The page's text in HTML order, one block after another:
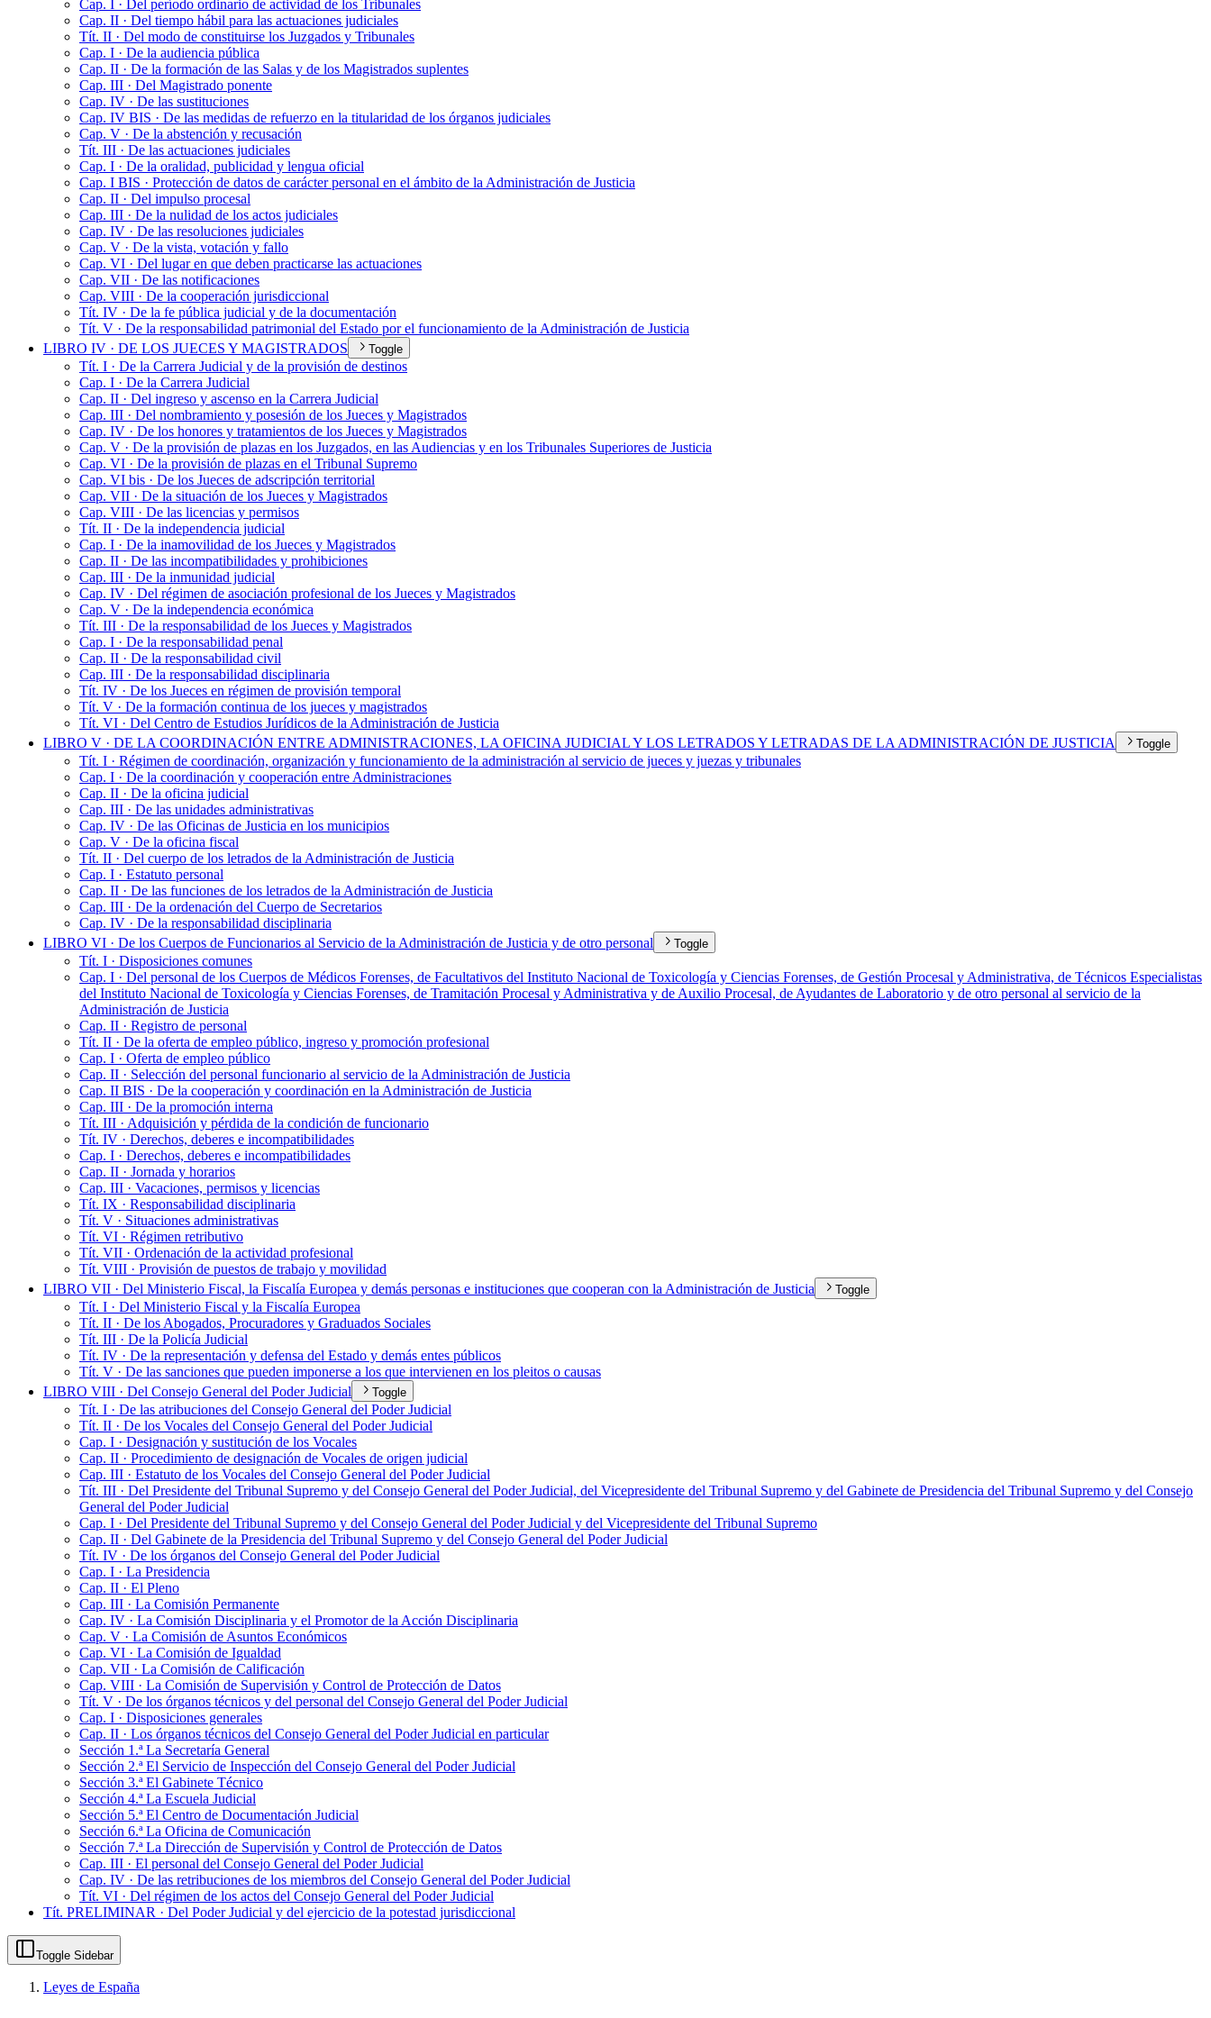
Cap. I · Del período ordinario de actividad de los Tribunales
Cap. II · Del tiempo hábil para las actuaciones judiciales
Tít. II · Del modo de constituirse los Juzgados y Tribunales
Cap. I · De la audiencia pública
Cap. II · De la formación de las Salas y de los Magistrados suplentes
Cap. III · Del Magistrado ponente
Cap. IV · De las sustituciones
Cap. IV BIS · De las medidas de refuerzo en la titularidad de los órganos judiciales
Cap. V · De la abstención y recusación
Tít. III · De las actuaciones judiciales
Cap. I · De la oralidad, publicidad y lengua oficial
Cap. I BIS · Protección de datos de carácter personal en el ámbito de la Administración de Justicia
Cap. II · Del impulso procesal
Cap. III · De la nulidad de los actos judiciales
Cap. IV · De las resoluciones judiciales
Cap. V · De la vista, votación y fallo
Cap. VI · Del lugar en que deben practicarse las actuaciones
Cap. VII · De las notificaciones
Cap. VIII · De la cooperación jurisdiccional
Tít. IV · De la fe pública judicial y de la documentación
Tít. V · De la responsabilidad patrimonial del Estado por el funcionamiento de la Administración de Justicia
LIBRO IV · DE LOS JUECES Y MAGISTRADOS
Toggle
Tít. I · De la Carrera Judicial y de la provisión de destinos
Cap. I · De la Carrera Judicial
Cap. II · Del ingreso y ascenso en la Carrera Judicial
Cap. III · Del nombramiento y posesión de los Jueces y Magistrados
Cap. IV · De los honores y tratamientos de los Jueces y Magistrados
Cap. V · De la provisión de plazas en los Juzgados, en las Audiencias y en los Tribunales Superiores de Justicia
Cap. VI · De la provisión de plazas en el Tribunal Supremo
Cap. VI bis · De los Jueces de adscripción territorial
Cap. VII · De la situación de los Jueces y Magistrados
Cap. VIII · De las licencias y permisos
Tít. II · De la independencia judicial
Cap. I · De la inamovilidad de los Jueces y Magistrados
Cap. II · De las incompatibilidades y prohibiciones
Cap. III · De la inmunidad judicial
Cap. IV · Del régimen de asociación profesional de los Jueces y Magistrados
Cap. V · De la independencia económica
Tít. III · De la responsabilidad de los Jueces y Magistrados
Cap. I · De la responsabilidad penal
Cap. II · De la responsabilidad civil
Cap. III · De la responsabilidad disciplinaria
Tít. IV · De los Jueces en régimen de provisión temporal
Tít. V · De la formación continua de los jueces y magistrados
Tít. VI · Del Centro de Estudios Jurídicos de la Administración de Justicia
LIBRO V · DE LA COORDINACIÓN ENTRE ADMINISTRACIONES, LA OFICINA JUDICIAL Y LOS LETRADOS Y LETRADAS DE LA ADMINISTRACIÓN DE JUSTICIA
Toggle
Tít. I · Régimen de coordinación, organización y funcionamiento de la administración al servicio de jueces y juezas y tribunales
Cap. I · De la coordinación y cooperación entre Administraciones
Cap. II · De la oficina judicial
Cap. III · De las unidades administrativas
Cap. IV · De las Oficinas de Justicia en los municipios
Cap. V · De la oficina fiscal
Tít. II · Del cuerpo de los letrados de la Administración de Justicia
Cap. I · Estatuto personal
Cap. II · De las funciones de los letrados de la Administración de Justicia
Cap. III · De la ordenación del Cuerpo de Secretarios
Cap. IV · De la responsabilidad disciplinaria
LIBRO VI · De los Cuerpos de Funcionarios al Servicio de la Administración de Justicia y de otro personal
Toggle
Tít. I · Disposiciones comunes
Cap. I · Del personal de los Cuerpos de Médicos Forenses, de Facultativos del Instituto Nacional de Toxicología y Ciencias Forenses, de Gestión Procesal y Administrativa, de Técnicos Especialistas
del Instituto Nacional de Toxicología y Ciencias Forenses, de Tramitación Procesal y Administrativa y de Auxilio Procesal, de Ayudantes de Laboratorio y de otro personal al servicio de la
Administración de Justicia
Cap. II · Registro de personal
Tít. II · De la oferta de empleo público, ingreso y promoción profesional
Cap. I · Oferta de empleo público
Cap. II · Selección del personal funcionario al servicio de la Administración de Justicia
Cap. II BIS · De la cooperación y coordinación en la Administración de Justicia
Cap. III · De la promoción interna
Tít. III · Adquisición y pérdida de la condición de funcionario
Tít. IV · Derechos, deberes e incompatibilidades
Cap. I · Derechos, deberes e incompatibilidades
Cap. II · Jornada y horarios
Cap. III · Vacaciones, permisos y licencias
Tít. IX · Responsabilidad disciplinaria
Tít. V · Situaciones administrativas
Tít. VI · Régimen retributivo
Tít. VII · Ordenación de la actividad profesional
Tít. VIII · Provisión de puestos de trabajo y movilidad
LIBRO VII · Del Ministerio Fiscal, la Fiscalía Europea y demás personas e instituciones que cooperan con la Administración de Justicia
Toggle
Tít. I · Del Ministerio Fiscal y la Fiscalía Europea
Tít. II · De los Abogados, Procuradores y Graduados Sociales
Tít. III · De la Policía Judicial
Tít. IV · De la representación y defensa del Estado y demás entes públicos
Tít. V · De las sanciones que pueden imponerse a los que intervienen en los pleitos o causas
LIBRO VIII · Del Consejo General del Poder Judicial
Toggle
Tít. I · De las atribuciones del Consejo General del Poder Judicial
Tít. II · De los Vocales del Consejo General del Poder Judicial
Cap. I · Designación y sustitución de los Vocales
Cap. II · Procedimiento de designación de Vocales de origen judicial
Cap. III · Estatuto de los Vocales del Consejo General del Poder Judicial
Tít. III · Del Presidente del Tribunal Supremo y del Consejo General del Poder Judicial, del Vicepresidente del Tribunal Supremo y del Gabinete de Presidencia del Tribunal Supremo y del Consejo
General del Poder Judicial
Cap. I · Del Presidente del Tribunal Supremo y del Consejo General del Poder Judicial y del Vicepresidente del Tribunal Supremo
Cap. II · Del Gabinete de la Presidencia del Tribunal Supremo y del Consejo General del Poder Judicial
Tít. IV · De los órganos del Consejo General del Poder Judicial
Cap. I · La Presidencia
Cap. II · El Pleno
Cap. III · La Comisión Permanente
Cap. IV · La Comisión Disciplinaria y el Promotor de la Acción Disciplinaria
Cap. V · La Comisión de Asuntos Económicos
Cap. VI · La Comisión de Igualdad
Cap. VII · La Comisión de Calificación
Cap. VIII · La Comisión de Supervisión y Control de Protección de Datos
Tít. V · De los órganos técnicos y del personal del Consejo General del Poder Judicial
Cap. I · Disposiciones generales
Cap. II · Los órganos técnicos del Consejo General del Poder Judicial en particular
Sección 1.ª La Secretaría General
Sección 2.ª El Servicio de Inspección del Consejo General del Poder Judicial
Sección 3.ª El Gabinete Técnico
Sección 4.ª La Escuela Judicial
Sección 5.ª El Centro de Documentación Judicial
Sección 6.ª La Oficina de Comunicación
Sección 7.ª La Dirección de Supervisión y Control de Protección de Datos
Cap. III · El personal del Consejo General del Poder Judicial
Cap. IV · De las retribuciones de los miembros del Consejo General del Poder Judicial
Tít. VI · Del régimen de los actos del Consejo General del Poder Judicial
Tít. PRELIMINAR · Del Poder Judicial y del ejercicio de la potestad jurisdiccional
Toggle Sidebar
Leyes de España